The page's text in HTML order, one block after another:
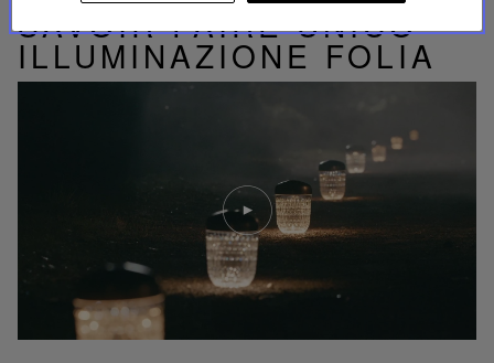
SAVOIR-FAIRE UNICO
ILLUMINAZIONE FOLIA
Riproduci
video
Video
YouTube,
lampada
portatile
mini